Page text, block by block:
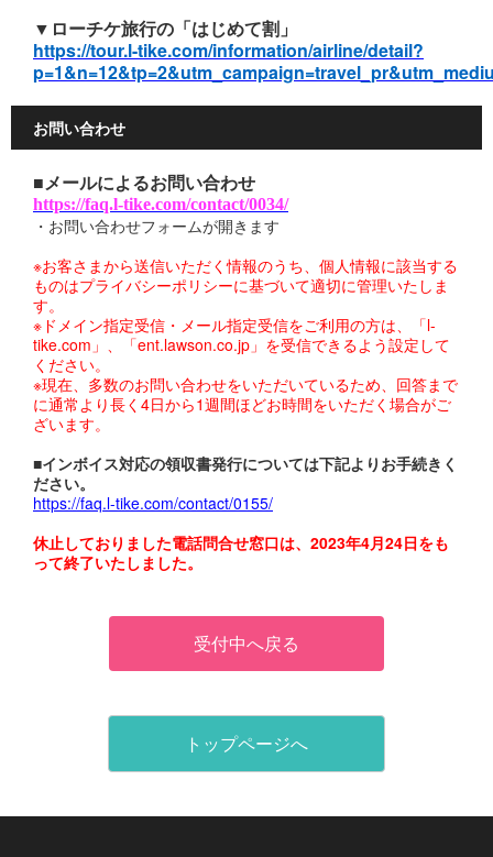
▼ローチケ旅行の「はじめて割」
https://tour.l-tike.com/information/airline/detail?
お問い合わせ
■メールによるお問い合わせ
https://faq.l-tike.com/contact/0034/
・お問い合わせフォームが開きます
※お客さまから送信いただく情報のうち、個人情報に該当する
ものはプライバシーポリシーに基づいて適切に管理いたしま
す。
※ドメイン指定受信・メール指定受信をご利用の方は、「l-
tike.com」、「ent.lawson.co.jp」を受信できるよう設定して
ください。
※現在、多数のお問い合わせをいただいているため、回答まで
に通常より長く4日から1週間ほどお時間をいただく場合がご
ざいます。
■インボイス対応の領収書発行については下記よりお手続きく
ださい。
https://faq.l-tike.com/contact/0155/
休止しておりました電話問合せ窓口は、2023年4月24日をも
って終了いたしました。
受付中へ戻る
トップページへ